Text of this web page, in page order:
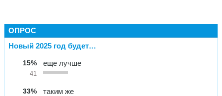
ОПРОС
Новый 2025 год будет…
15%
41
еще лучше
33% таким же